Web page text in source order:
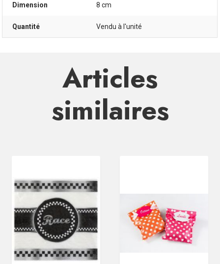
Dimension 8 cm
Quantité Vendu à l'unité
Articles
similaires